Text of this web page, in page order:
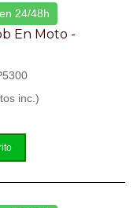
24/48h
En Moto -
inc.)